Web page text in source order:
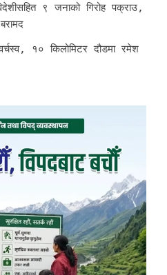
९ जनाको गिरोह पक्राउ,
१० किलोमिटर दौडमा रमेश